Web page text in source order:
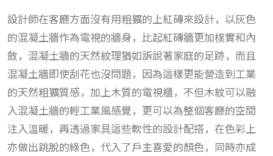
設計師在客廳方面沒有用粗獷的上紅磚來設計，以灰色
的混凝土牆作為電視的牆身，比起紅磚牆更加樸實和內
斂，混凝土牆的天然紋理猶如訴說著家庭的足跡，而且
混凝土牆即使刮花也沒問題，因為這樣更能營造到工業
的天然粗獷質感，加上木質的電視櫃，不但木紋可以融
入混凝土牆的輕工業風感覺，更可以為整個客廳的空間
注入溫暖，再透過家具這些軟性的設計配搭，在色彩上
亦做出跳脫的綠色，代入了戶主喜愛的顏色，同時亦成